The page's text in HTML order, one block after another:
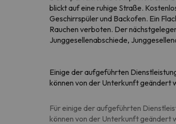
blickt auf eine ruhige Straße.
Geschirrspüler und Backofen. Ein
Rauchen verboten. Der
Junggesellenabschiede,
Einige der aufgeführten
können von der Unterkunft geändert
Für einige der aufgeführten
können von der Unterkunft geändert